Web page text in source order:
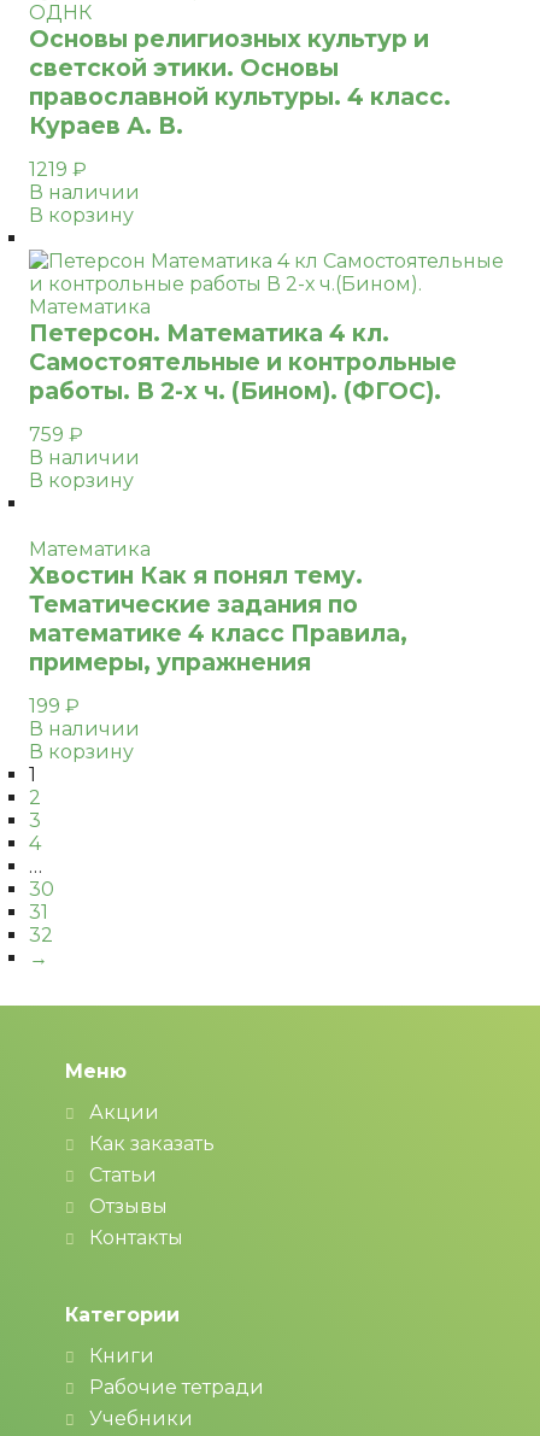
ОДНК
Основы религиозных культур и
светской этики. Основы
православной культуры. 4 класс.
Кураев А. В.
1219 ₽
В наличии
В корзину
Математика
Петерсон. Математика 4 кл.
Самостоятельные и контрольные
работы. В 2-х ч. (Бином). (ФГОС).
759 ₽
В наличии
В корзину
Математика
Хвостин Как я понял тему.
Тематические задания по
математике 4 класс Правила,
примеры, упражнения
199 ₽
В наличии
В корзину
1
2
3
4
…
30
31
32
→
Меню
Акции
Как заказать
Статьи
Отзывы
Контакты
Категории
Книги
Рабочие тетради
Учебники